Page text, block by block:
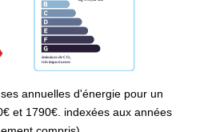
annuelles d'énergie pour un
et 1790€. indexées aux années